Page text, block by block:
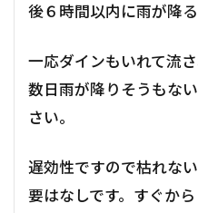
後６時間以内に雨が降
一応ダインもいれて流
数日雨が降りそうもな
さい。
遅効性ですので枯れな
要はなしです。すぐか